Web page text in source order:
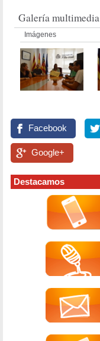
Galería multimedia
Imágenes
Facebook
Google+
Destacamos